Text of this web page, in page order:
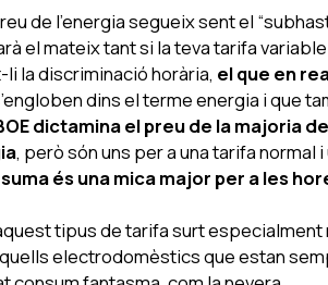
de l’energia segueix sent el
el mateix tant si la teva tarifa variable
la discriminació horària, el que en
dins el terme energia i que
dictamina el preu de la majoria
, però són uns per a una tarifa normal
és una mica major per a les
tipus de tarifa surt
electrodomèstics que estan